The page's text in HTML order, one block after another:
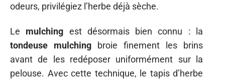
odeurs, privilégiez l’herbe déjà sèche.
Le mulching est désormais bien connu : la
tondeuse mulching broie finement les brins
avant de les redéposer uniformément sur la
pelouse. Avec cette technique, le tapis d’herbe